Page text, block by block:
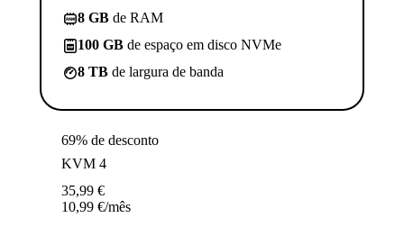
8 GB de RAM
100 GB de espaço em disco NVMe
8 TB de largura de banda
69% de desconto
KVM 4
35,99 €
10,99 €/mês